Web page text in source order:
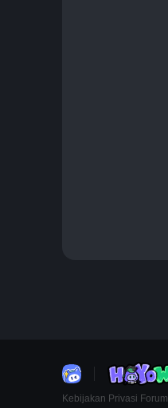
Kebijakan Privasi Forum